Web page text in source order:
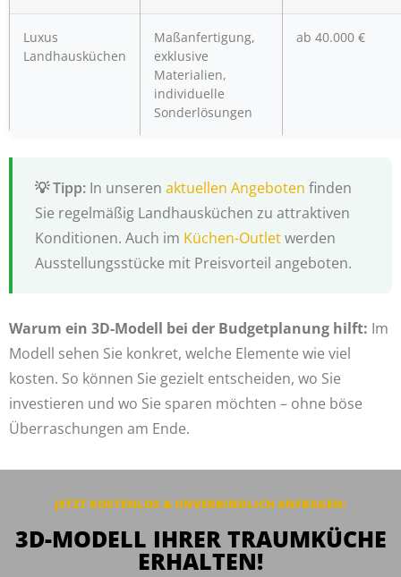
Luxus
Landhausküchen
Maßanfertigung,
exklusive
Materialien,
individuelle
Sonderlösungen
ab 40.000 €
In unseren aktuellen Angeboten finden
Sie regelmäßig Landhausküchen zu attraktiven
Konditionen. Auch im Küchen-Outletwerden
Ausstellungsstücke mit Preisvorteil angeboten.
Warum ein 3D-Modell bei der Budgetplanung hilft: Im
Modell sehen Sie konkret, welche Elemente wie viel
kosten. So können Sie gezielt entscheiden, wo Sie
investieren und wo Sie sparen möchten – ohne böse
Überraschungen am Ende.
JETZT KOSTENLOS & UNVERBINDLICH ANFRAGEN:
3D-MODELL IHRER TRAUMKÜCHE
ERHALTEN!